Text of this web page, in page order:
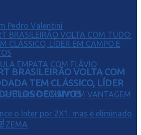
Pedro Valentini
BRASILEIRÃO VOLTA COM
TEM CLÁSSICO, LÍDER
DECISIVOS